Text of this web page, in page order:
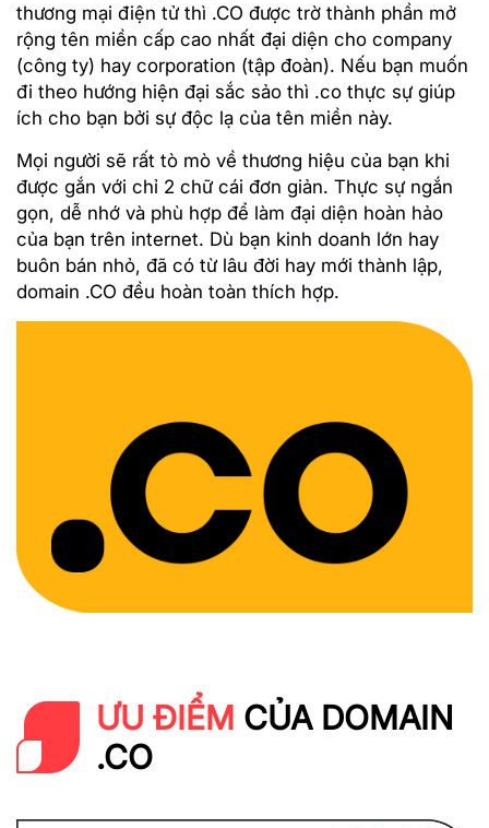
thương mại điện tử thì .CO được trờ thành phần mở
rộng tên miền cấp cao nhất đại diện cho company
(công ty) hay corporation (tập đoàn). Nếu bạn muốn
đi theo hướng hiện đại sắc sảo thì .co thực sự giúp
ích cho bạn bởi sự độc lạ của tên miền này.
Mọi người sẽ rất tò mò về thương hiệu của bạn khi
được gắn với chỉ 2 chữ cái đơn giản. Thực sự ngắn
gọn, dễ nhớ và phù hợp để làm đại diện hoàn hảo
của bạn trên internet. Dù bạn kinh doanh lớn hay
buôn bán nhỏ, đã có từ lâu đời hay mới thành lập,
domain .CO đều hoàn toàn thích hợp.
ƯU ĐIỂM CỦA DOMAIN
.CO